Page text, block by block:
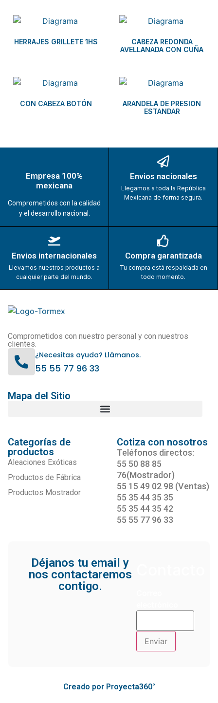
HERRAJES GRILLETE 1HS
CABEZA REDONDA
AVELLANADA CON CUÑA
CON CABEZA BOTÓN
ARANDELA DE PRESION
ESTANDAR
Empresa 100%
mexicana
Comprometidos con la calidad
y el desarrollo nacional.
Envios nacionales
Llegamos a toda la República
Mexicana de forma segura.
Envios internacionales
Llevamos nuestros productos a
cualquier parte del mundo.
Compra garantizada
Tu compra está respaldada en
todo momento.
Comprometidos con nuestro personal y con nuestros
clientes.
¿Necesitas ayuda? Llámanos.
55 55 77 96 33
Mapa del Sitio
Categorías de
productos
Aleaciones Exóticas
Productos de Fábrica
Productos Mostrador
Cotiza con nosotros
Teléfonos directos:
55 50 88 85
76(Mostrador)
55 15 49 02 98 (Ventas)
55 35 44 35 35
55 35 44 35 42
55 55 77 96 33
Déjanos tu email y
nos contactaremos
contigo.
Creado por Proyecta360°